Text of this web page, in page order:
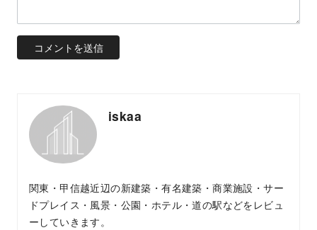
iskaa
関東・甲信越近辺の新建築・有名建築・商業施設・サー
ドプレイス・風景・公園・ホテル・道の駅などをレビュ
ーしていきます。